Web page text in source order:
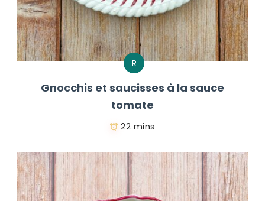
R
Gnocchis et saucisses à la sauce
tomate
22 mins